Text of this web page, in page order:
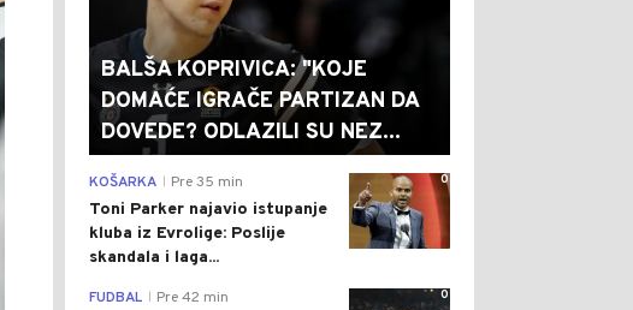
BALŠA KOPRIVICA: "KOJE
DOMAĆE IGRAČE PARTIZAN DA
DOVEDE? ODLAZILI SU NEZ...
0
KOŠARKA Pre 35 min
Toni Parker najavio istupanje
kluba iz Evrolige: Poslije
skandala i laga...
0
FUDBAL Pre 42 min